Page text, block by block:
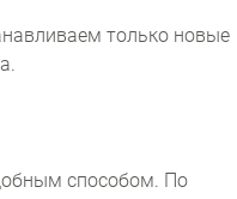
только новые
способом. По